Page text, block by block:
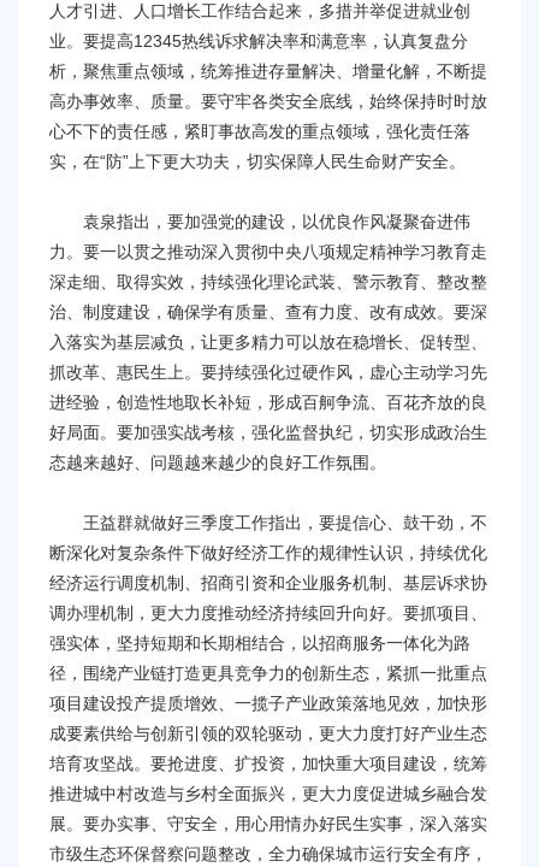
人才引进、人口增长工作结合起来，多措并举促进就业创
业。要提高12345热线诉求解决率和满意率，认真复盘分
析，聚焦重点领域，统筹推进存量解决、增量化解，不断提
高办事效率、质量。要守牢各类安全底线，始终保持时时放
心不下的责任感，紧盯事故高发的重点领域，强化责任落
实，在“防”上下更大功夫，切实保障人民生命财产安全。
袁泉指出，要加强党的建设，以优良作风凝聚奋进伟
力。要一以贯之推动深入贯彻中央八项规定精神学习教育走
深走细、取得实效，持续强化理论武装、警示教育、整改整
治、制度建设，确保学有质量、查有力度、改有成效。要深
入落实为基层减负，让更多精力可以放在稳增长、促转型、
抓改革、惠民生上。要持续强化过硬作风，虚心主动学习先
进经验，创造性地取长补短，形成百舸争流、百花齐放的良
好局面。要加强实战考核，强化监督执纪，切实形成政治生
态越来越好、问题越来越少的良好工作氛围。
王益群就做好三季度工作指出，要提信心、鼓干劲，不
断深化对复杂条件下做好经济工作的规律性认识，持续优化
经济运行调度机制、招商引资和企业服务机制、基层诉求协
调办理机制，更大力度推动经济持续回升向好。要抓项目、
强实体，坚持短期和长期相结合，以招商服务一体化为路
径，围绕产业链打造更具竞争力的创新生态，紧抓一批重点
项目建设投产提质增效、一揽子产业政策落地见效，加快形
成要素供给与创新引领的双轮驱动，更大力度打好产业生态
培育攻坚战。要抢进度、扩投资，加快重大项目建设，统筹
推进城中村改造与乡村全面振兴，更大力度促进城乡融合发
展。要办实事、守安全，用心用情办好民生实事，深入落实
市级生态环保督察问题整改，全力确保城市运行安全有序，